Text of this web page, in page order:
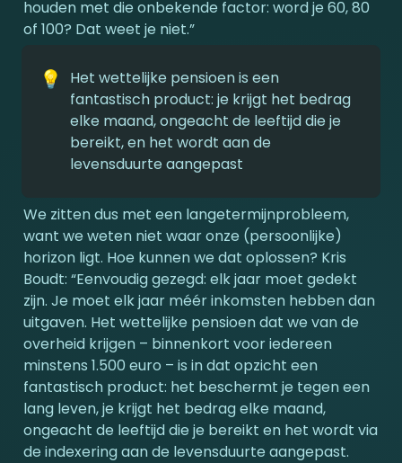
houden met die onbekende factor: word je 60, 80
of 100? Dat weet je niet.”
💡
Het wettelijke pensioen is een
fantastisch product: je krijgt het bedrag
elke maand, ongeacht de leeftijd die je
bereikt, en het wordt aan de
levensduurte aangepast
We zitten dus met een langetermijnprobleem,
want we weten niet waar onze (persoonlijke)
horizon ligt. Hoe kunnen we dat oplossen? Kris
Boudt: “Eenvoudig gezegd: elk jaar moet gedekt
zijn. Je moet elk jaar méér inkomsten hebben dan
uitgaven. Het wettelijke pensioen dat we van de
overheid krijgen – binnenkort voor iedereen
minstens 1.500 euro – is in dat opzicht een
fantastisch product: het beschermt je tegen een
lang leven, je krijgt het bedrag elke maand,
ongeacht de leeftijd die je bereikt en het wordt via
de indexering aan de levensduurte aangepast.